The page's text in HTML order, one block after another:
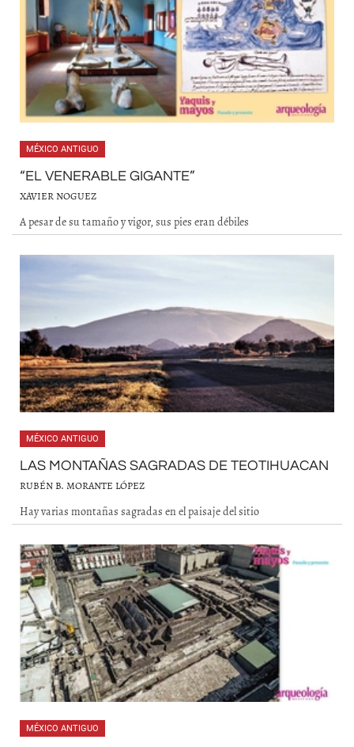
MÉXICO ANTIGUO
“EL VENERABLE GIGANTE”
XAVIER NOGUEZ
A pesar de su tamaño y vigor, sus pies eran débiles
MÉXICO ANTIGUO
LAS MONTAÑAS SAGRADAS DE TEOTIHUACAN
RUBÉN B. MORANTE LÓPEZ
Hay varias montañas sagradas en el paisaje del sitio
MÉXICO ANTIGUO